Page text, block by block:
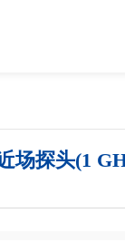
场探头(1